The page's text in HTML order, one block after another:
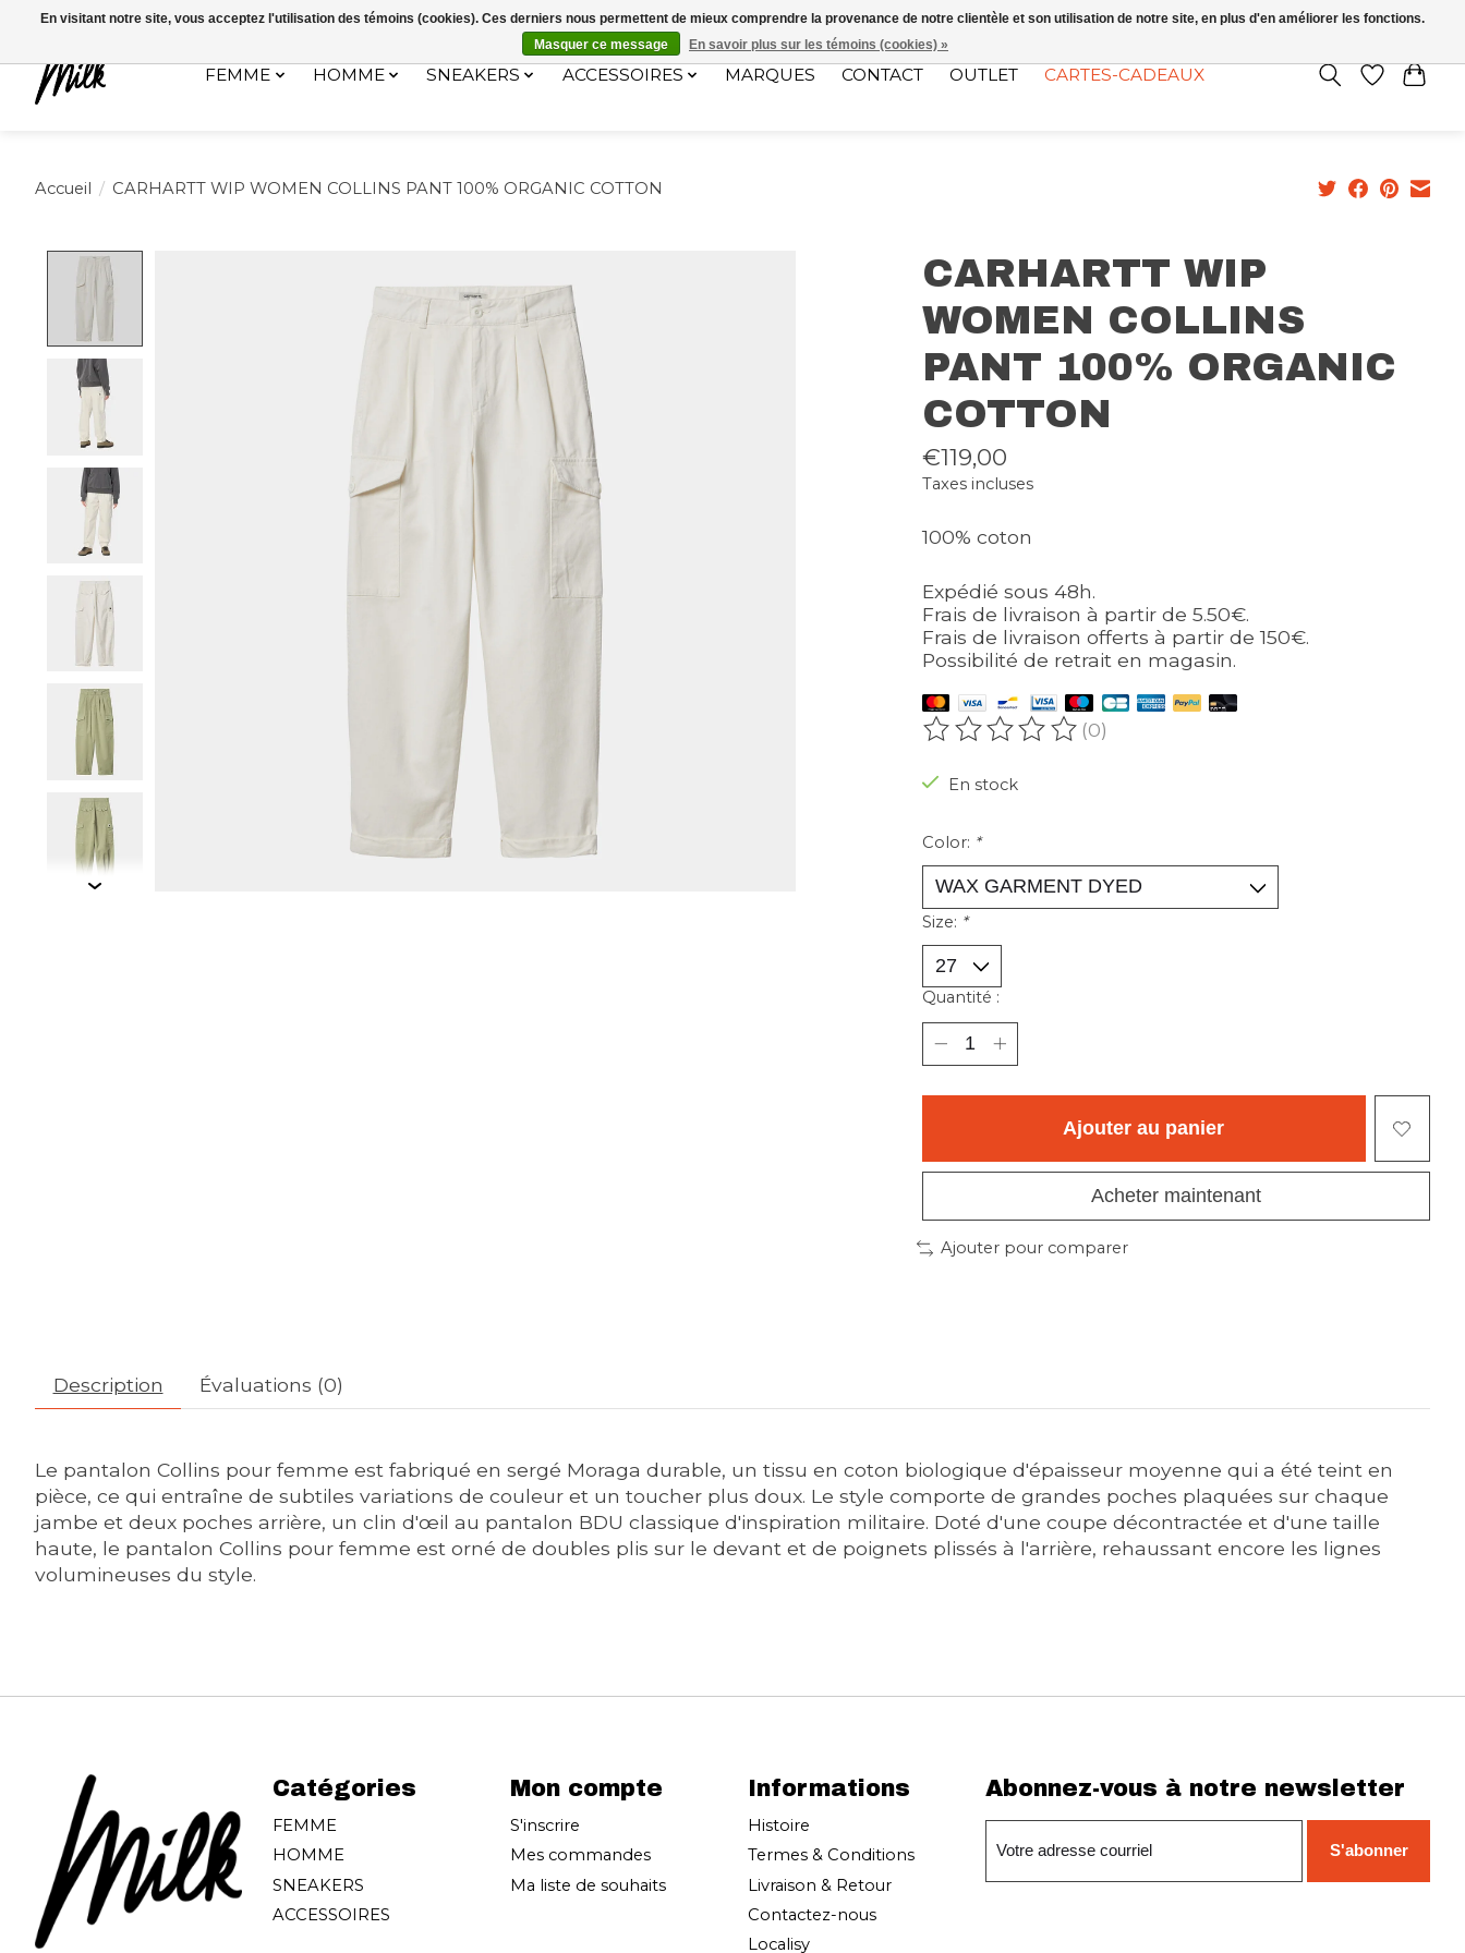
Expédition sous 48h / Livraison gratuite dès 150€ d'achats / -10% avec le code "4MILKZOO" FR S’INSCRIRE / SE CONNECTER
FEMME HOMME SNEAKERS ACCESSOIRES MARQUES CONTACT OUTLET CARTES-CADEAUX
Accueil / CARHARTT WIP WOMEN COLLINS PANT 100% ORGANIC COTTON
CARHARTT WIP
WOMEN COLLINS
PANT 100% ORGANIC
COTTON
€119,00
Taxes incluses
100% coton
Expédié sous 48h.
Frais de livraison à partir de 5.50€.
Frais de livraison offerts à partir de 150€.
Possibilité de retrait en magasin.
Ce produit est évalué à
(0)
En stock
Color: *
Size: *
Quantité :
Ajouter au panier
Acheter maintenant
Ajouter pour comparer
Description Évaluations (0)
Le pantalon Collins pour femme est fabriqué en sergé Moraga durable, un tissu en coton biologique d'épaisseur moyenne qui a été teint en
pièce, ce qui entraîne de subtiles variations de couleur et un toucher plus doux. Le style comporte de grandes poches plaquées sur chaque
jambe et deux poches arrière, un clin d'œil au pantalon BDU classique d'inspiration militaire. Doté d'une coupe décontractée et d'une taille
haute, le pantalon Collins pour femme est orné de doubles plis sur le devant et de poignets plissés à l'arrière, rehaussant encore les lignes
volumineuses du style.
Catégories
FEMME
HOMME
SNEAKERS
ACCESSOIRES
Mon compte
S'inscrire
Mes commandes
Ma liste de souhaits
Informations
Histoire
Termes & Conditions
Livraison & Retour
Contactez-nous
Localisy
Abonnez-vous à notre newsletter
S'abonner
En visitant notre site, vous acceptez l'utilisation des témoins (cookies). Ces derniers nous permettent de mieux comprendre la provenance de notre clientèle et son utilisation de notre site, en plus d'en améliorer les fonctions.
Masquer ce message
En savoir plus sur les témoins (cookies) »